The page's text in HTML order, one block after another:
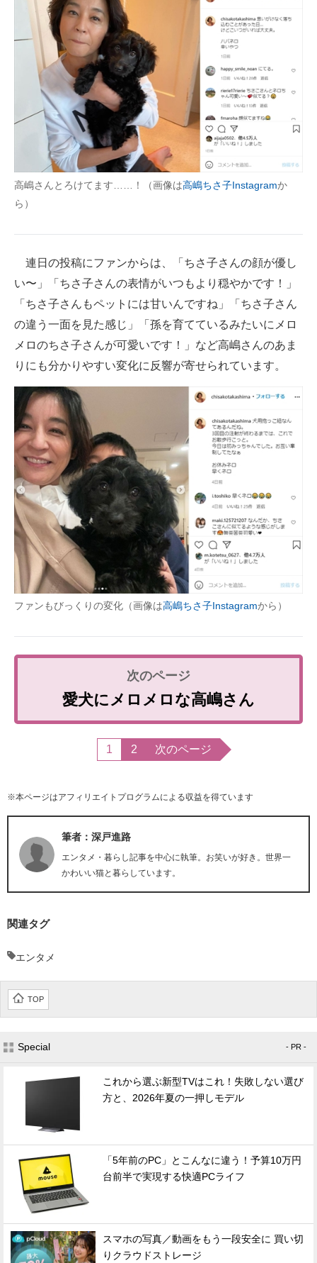
高嶋さんとろけてます……！（画像は高嶋ちさ子Instagramか
ら）
連日の投稿にファンからは、「ちさ子さんの顔が優し
い〜」「ちさ子さんの表情がいつもより穏やかです！」
「ちさ子さんもペットには甘いんですね」「ちさ子さん
の違う一面を見た感じ」「孫を育てているみたいにメロ
メロのちさ子さんが可愛いです！」など高嶋さんのあま
りにも分かりやすい変化に反響が寄せられています。
ファンもびっくりの変化（画像は高嶋ちさ子Instagramから）
愛犬にメロメロな高嶋さん
1 2 次のページ
※本ページはアフィリエイトプログラムによる収益を得ています
筆者：深戸進路
エンタメ・暮らし記事を中心に執筆。お笑いが好き。世界一
かわいい猫と暮らしています。
関連タグ
エンタメ
TOP
Special - PR -
これから選ぶ新型TVはこれ！失敗しない選び
方と、2026年夏の一押しモデル
「5年前のPC」とこんなに違う！予算10万円
台前半で実現する快適PCライフ
スマホの写真／動画をもう一段安全に 買い切
りクラウドストレージ